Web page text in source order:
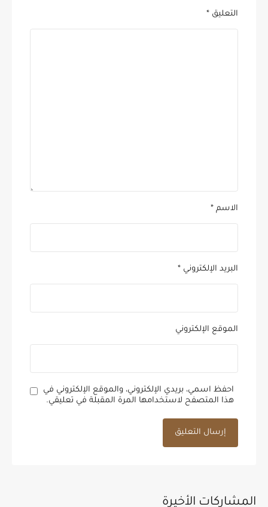
التعليق *
الاسم *
البريد الإلكتروني *
الموقع الإلكتروني
احفظ اسمي، بريدي الإلكتروني، والموقع الإلكتروني في
هذا المتصفح لاستخدامها المرة المقبلة في تعليقي.
المشاركات الأخيرة